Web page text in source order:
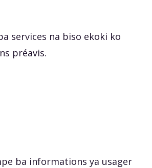
services na biso ekoki ko
préavis.
ba informations ya usager